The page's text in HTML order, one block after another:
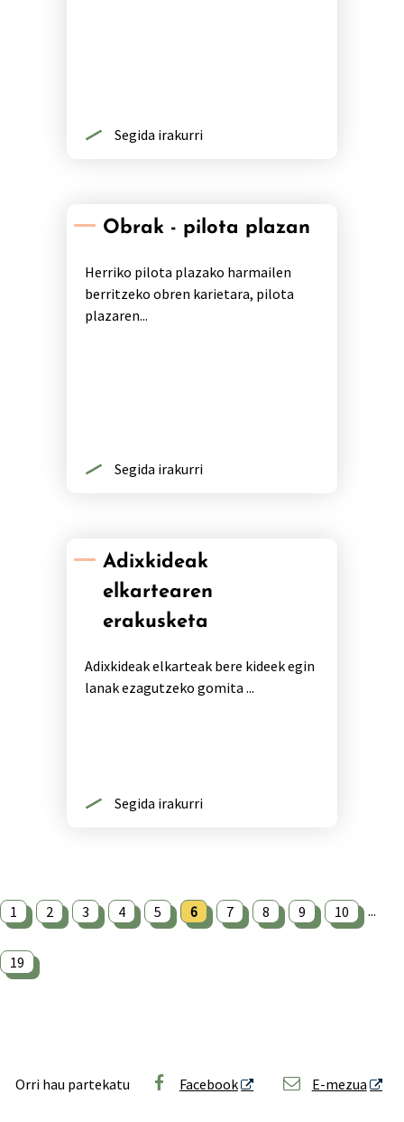
Segida irakurri
Obrak - pilota plazan
Herriko pilota plazako harmailen
berritzeko obren karietara, pilota
plazaren...
Segida irakurri
Adixkideak
elkartearen
erakusketa
Adixkideak elkarteak bere kideek egin
lanak ezagutzeko gomita ...
Segida irakurri
1 2 3 4 5 6 7 8 9 10 ...
19
Orri hau partekatu Facebook E-mezua